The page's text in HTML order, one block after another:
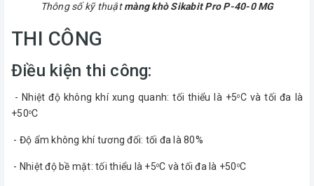
Thông số kỹ thuậtmàng khò Sikabit Pro P-40-0 MG
THI CÔNG
Điều kiện thi công:
- Nhiệt độ không khí xung quanh: tối thiểu là +5oC và tối đa là
+50oC
- Độ ẩm không khí tương đối: tối đa là 80%
- Nhiệt độ bề mặt: tối thiểu là +5oC và tối đa là +50 oC